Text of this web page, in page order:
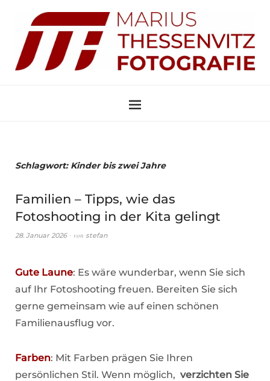
Schlagwort: Kinder bis zwei Jahre
Familien – Tipps, wie das
Fotoshooting in der Kita gelingt
28. Januar 2026 von stefan
Gute Laune: Es wäre wunderbar, wenn Sie sich
auf Ihr Fotoshooting freuen. Bereiten Sie sich
gerne gemeinsam wie auf einen schönen
Familienausflug vor.
Farben: Mit Farben prägen Sie Ihren
persönlichen Stil. Wenn möglich, verzichten Sie